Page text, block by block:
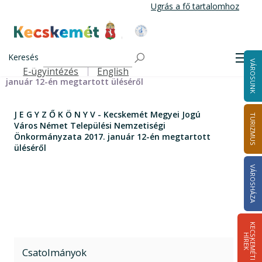
tartalomra
Ugrás a fő tartalomhoz
Kecskemét Város Honlapja
Keresés
Felső navigáció
E-ügyintézés English VÁROSUNK
TURIZMUS
VÁROSHÁZA
K
E
C
S
K
E
M
É
T
I
HÍ
R
E
K
J E G Y Z Ő K Ö N Y V - Kecskemét Megyei Jogú Város
Német Települési Nemzetiségi Önkormányzata 2017.
január 12-én megtartott üléséről
J E G Y Z Ő K Ö N Y V - Kecskemét Megyei Jogú
Város Német Települési Nemzetiségi
Önkormányzata 2017. január 12-én megtartott
üléséről
Csatolmányok